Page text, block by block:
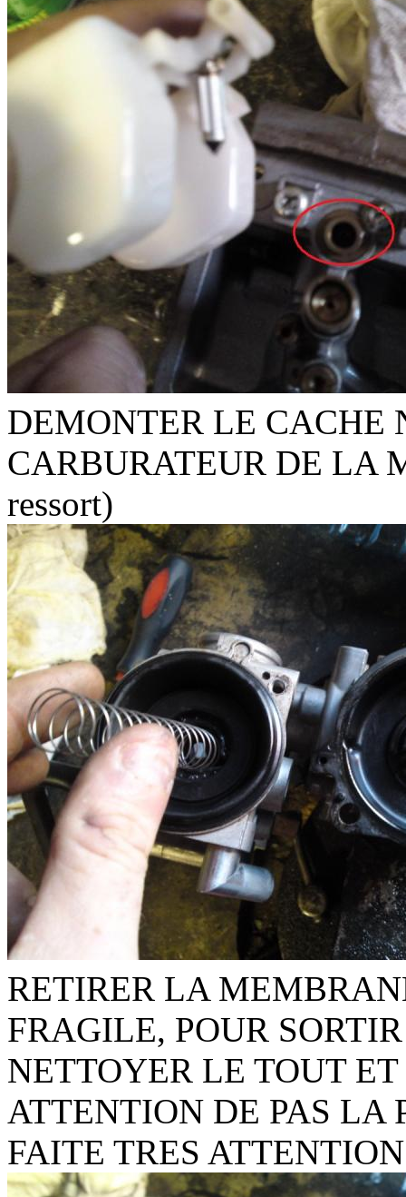
DEMONTER LE CACHE
CARBURATEUR DE LA
ressort)
RETIRER LA
FRAGILE, POUR
NETTOYER LE TOUT
ATTENTION DE PAS LA
FAITE TRES ATTENTION